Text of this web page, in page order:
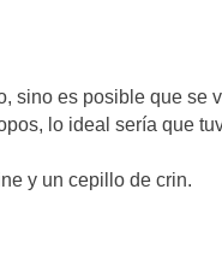
sino es posible que se
lo ideal sería que
y un cepillo de crin.